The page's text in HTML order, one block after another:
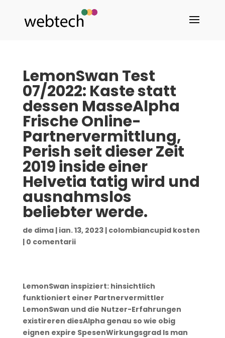
LemonSwan Test
07/2022: Kaste statt
dessen MasseAlpha
Frische Online-
Partnervermittlung,
Perish seit dieser Zeit
2019 inside einer
Helvetia tatig wird und
ausnahmslos
beliebter werde.
de dima| ian. 13, 2023| colombiancupid kosten
| 0 comentarii
LemonSwan inspiziert: hinsichtlich
funktioniert einer Partnervermittler
LemonSwan und die Nutzer-Erfahrungen
existireren diesAlpha genau so wie obig
eignen expire SpesenWirkungsgrad Is man